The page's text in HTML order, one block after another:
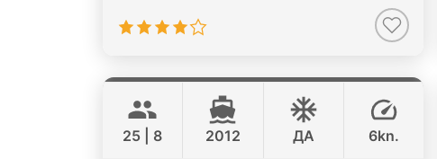
CUSTOM BUILD 46FT
25 | 8 2012 ДА 6kn.